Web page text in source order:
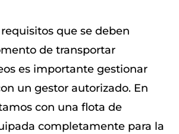
que se deben
de transportar
es importante gestionar
un gestor autorizado. En
con una flota de
completamente para la